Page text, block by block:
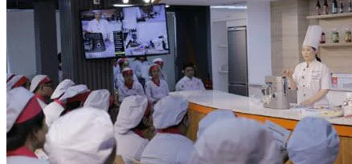
Kinh Doanh Chuỗi Và Nhượng Quyền
Tiếng Anh Chuyên Ngành Pha Chế
Học Làm Kem
Học Pha Chế Trà Sữa
Chuyên Đề Pha Chế
Video Dạy Pha Chế
Làm Bánh
Nghiệp Vụ Bếp Trưởng Bếp Bánh
Nghiệp Vụ Bếp Bánh Quốc Tế
Nghiệp Vụ Quản Lý Bếp Bánh